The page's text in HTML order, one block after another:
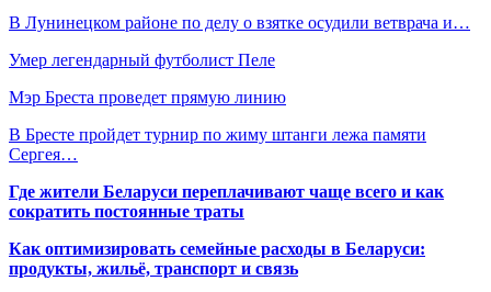
В Лунинецком районе по делу о взятке осудили ветврача и…
Умер легендарный футболист Пеле
Мэр Бреста проведет прямую линию
В Бресте пройдет турнир по жиму штанги лежа памяти
Сергея…
Где жители Беларуси переплачивают чаще всего и как
сократить постоянные траты
Как оптимизировать семейные расходы в Беларуси:
продукты, жильё, транспорт и связь